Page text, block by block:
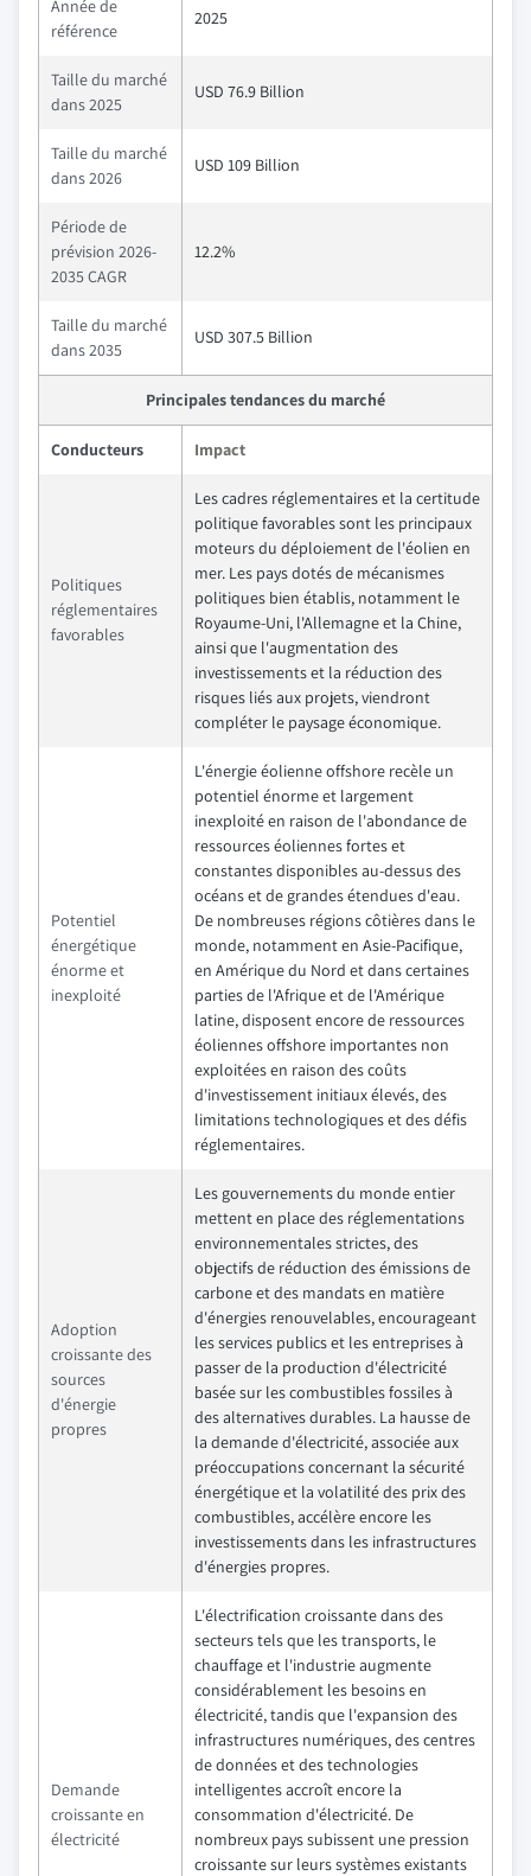
Année de
référence
2025
Taille du marché
dans 2025
USD 76.9 Billion
Taille du marché
dans 2026
USD 109 Billion
Période de
prévision 2026-
2035 CAGR
12.2%
Taille du marché
dans 2035
USD 307.5 Billion
Principales tendances du marché
Conducteurs Impact
Politiques
réglementaires
favorables
Les cadres réglementaires et la certitude
politique favorables sont les principaux
moteurs du déploiement de l'éolien en
mer. Les pays dotés de mécanismes
politiques bien établis, notamment le
Royaume-Uni, l'Allemagne et la Chine,
ainsi que l'augmentation des
investissements et la réduction des
risques liés aux projets, viendront
compléter le paysage économique.
Potentiel
énergétique
énorme et
inexploité
L'énergie éolienne offshore recèle un
potentiel énorme et largement
inexploité en raison de l'abondance de
ressources éoliennes fortes et
constantes disponibles au-dessus des
océans et de grandes étendues d'eau.
De nombreuses régions côtières dans le
monde, notamment en Asie-Pacifique,
en Amérique du Nord et dans certaines
parties de l'Afrique et de l'Amérique
latine, disposent encore de ressources
éoliennes offshore importantes non
exploitées en raison des coûts
d'investissement initiaux élevés, des
limitations technologiques et des défis
réglementaires.
Adoption
croissante des
sources
d'énergie
propres
Les gouvernements du monde entier
mettent en place des réglementations
environnementales strictes, des
objectifs de réduction des émissions de
carbone et des mandats en matière
d'énergies renouvelables, encourageant
les services publics et les entreprises à
passer de la production d'électricité
basée sur les combustibles fossiles à
des alternatives durables. La hausse de
la demande d'électricité, associée aux
préoccupations concernant la sécurité
énergétique et la volatilité des prix des
combustibles, accélère encore les
investissements dans les infrastructures
d'énergies propres.
Demande
croissante en
électricité
L'électrification croissante dans des
secteurs tels que les transports, le
chauffage et l'industrie augmente
considérablement les besoins en
électricité, tandis que l'expansion des
infrastructures numériques, des centres
de données et des technologies
intelligentes accroît encore la
consommation d'électricité. De
nombreux pays subissent une pression
croissante sur leurs systèmes existants